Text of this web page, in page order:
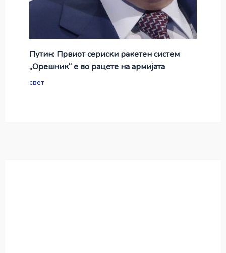
Путин: Првиот сериски ракетен систем
„Орешник“ е во рацете на армијата
свет